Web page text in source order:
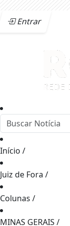
Entrar
Início /
Juiz de Fora /
Colunas /
MINAS GERAIS /